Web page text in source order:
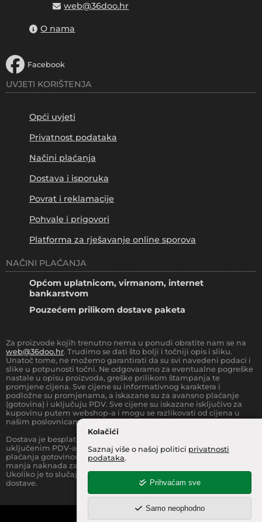
Kolačići
Saznaj više o našoj politici privatnosti
podataka.
Prihvaćam sve
Samo neophodno
web@36doo.hr
O nama
Facebook
UVJETI KORIŠTENJA
Opći uvjeti
Privatnost podataka
Načini plaćanja
Dostava i isporuka
Povrat i reklamacije
Pohvale i prigovori
Platforma za rješavanje online sporova
NAČINI PLAĆANJA
Općom uplatnicom, virmanom, internet
bankarstvom
Pouzećem prilikom dostave paketa
Za proizvode kojih trenutno nema u ponudi obratite nam se na
web@36doo.hr. Trudimo se dati što bolji i točniji opis i sliku.
Unatoč tome, ne možemo garantirati da su svi navedeni podaci i
slike u potpunosti točni. Ne odgovaramo za eventualne pogreške
nastale u opisu proizvoda, greške prilikom štampanja te
promjene cijena. Sve cijene su informativnog karaktera i
podložne su promjenama, a iskazane su za avansno plaćanje
(gotovina) i uključuju PDV. Sve cijene su iskazane isključivo za
kupovinu putem webshop-a i mogu se razlikovati od cijena u
našim poslovnicama.
Dostava je besplatna za sve narudžbe iznad
uključenim PDV-a) za Zonu 1 (cijela RH, osim otoka).Prilikom
plaćanja gotovinom pri dostavi robe na kućnu adresu, moguća je
manja naknada za rad sa gotovinom na strani dostavne službe.
Ukoliko je to slučaj, to je jasno označeno pri samom iznosu
dostave.